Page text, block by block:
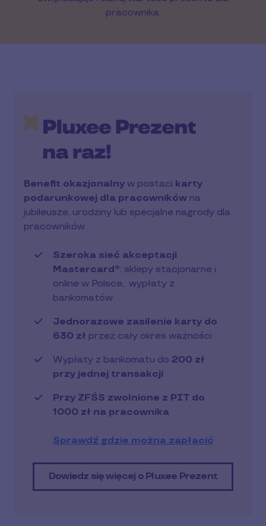
pracownika.
Benefit okazjonalny w postaci karty
podarunkowej dla pracowników na
jubileusze, urodziny lub specjalne nagrody dla
pracowników
Szeroka sieć akceptacji
Mastercard®: sklepy stacjonarne i
online w Polsce, wypłaty z
bankomatów
Jednorazowe zasilenie karty do
630 zł przez cały okres ważności
Wypłaty z bankomatu do 200 zł
przy jednej transakcji
Przy ZFŚS zwolnione z PIT do
1000 zł na pracownika
Sprawdź gdzie można zapłacić
Dowiedz się więcej o Pluxee Prezent